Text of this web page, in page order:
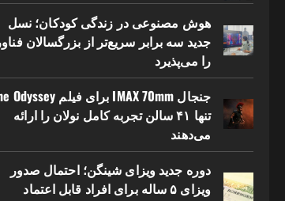
هوش مصنوعی در زندگی کودکان؛ نسل
جدید سه برابر سریع‌تر از بزرگسالان
را می‌پذیرد
تنها ۴۱ سالن تجربه کامل نولان را ارائه
می‌دهند
دوره جدید ویزای شینگن؛ احتمال صدور
ویزای ۵ ساله برای افراد قابل اعتماد